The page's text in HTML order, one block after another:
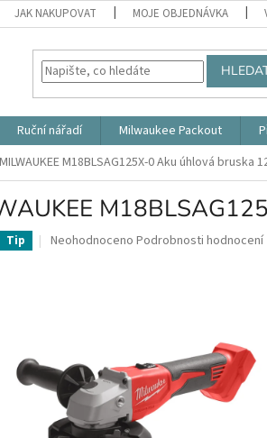
JAK NAKUPOVAT MOJE OBJEDNÁVKA
Ruční nářadí Milwaukee Packout
MILWAUKEE M18BLSAG125X-0 Aku úhlová bruska
Tip
Průměrné
hvězdiček.
Neohodnoceno Podrobnosti hodnocení